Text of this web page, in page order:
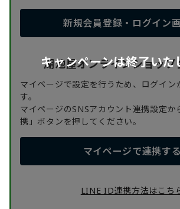
新規会員登録・ログイン
湖池屋オンラインショップ
マイページで設定を行うため、ログイン
す。
マイページのSNSアカウント連携設定か
携」ボタンを押してください。
マイページで連携する
LINE ID連携方法はこち
キャンペーンは終了いた